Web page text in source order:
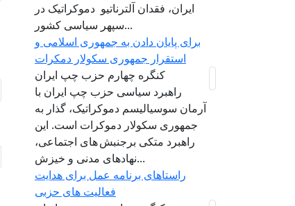
ایران، فقدان آلترناتیو دموکراتیک در
سپهر سیاسی کشور...
برای پایان دادن به جمهوری اسلامی و
استقرار جمهوری سکولار دمکرات
کنگره چهارم حزب چپ ایران
راهبرد سياسی حزب چپ ایران با
آرمان سوسیالیسم دموکراتیک، گذار به
جمهوری سکولار دموکرات است. این
راهبرد متکی برجنبش های اجتماعی،
نهادهای مدنی و خیزش‌...
راستاهای برنامه عمل برای هدایت
فعالیت های حزبی